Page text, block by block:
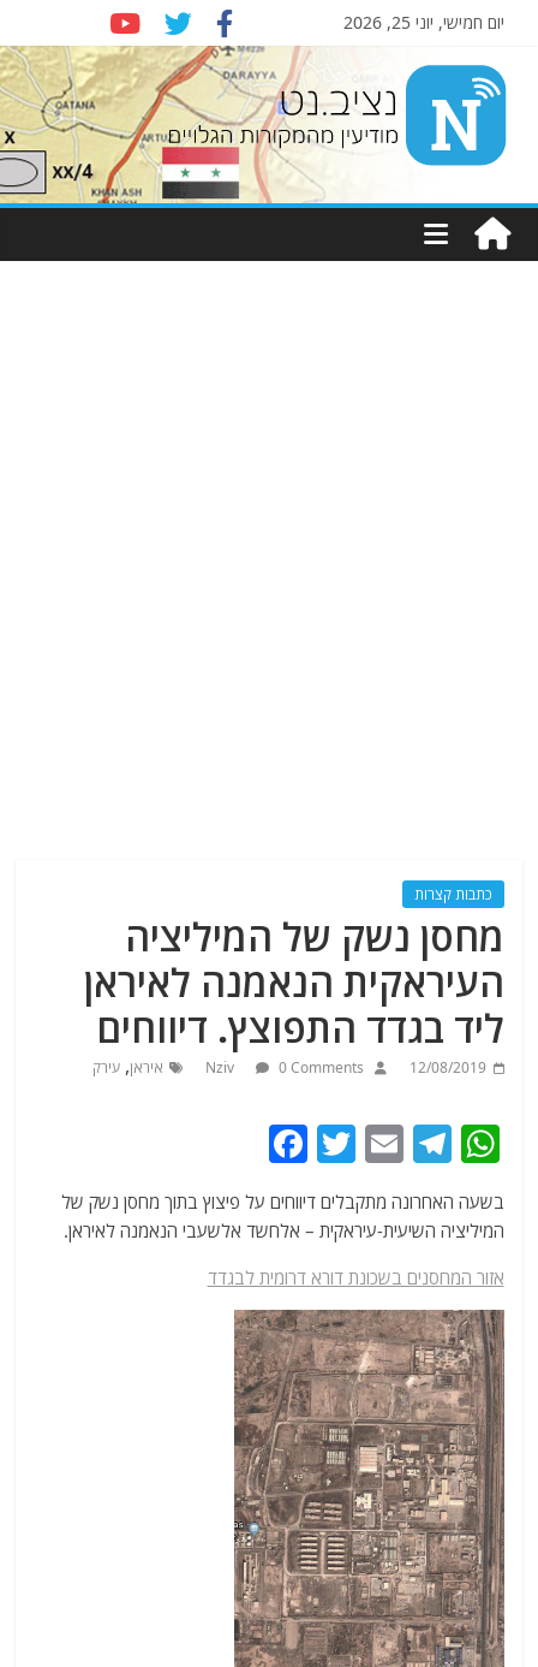
יום חמישי, יוני 25, 2026
Nziv.net
מודיעין
מהמקורות
כתבות קצרות
מחסן נשק של המיליציה
העיראקית הנאמנה לאיראן
ליד בגדד התפוצץ. דיווחים
12/08/2019
Nziv 0 Comments איראן,עירק
W
at
s
A
p
p
T
e
g
ra
m
E
m
ai
l
T
itt
er
a
c
e
b
o
o
k
בשעה האחרונה מתקבלים דיווחים על פיצוץ בתוך מחסן נשק של
המיליציה השיעית-עיראקית – אלחשד אלשעבי הנאמנה לאיראן.
אזור המחסנים בשכונת דורא דרומית לבגדד